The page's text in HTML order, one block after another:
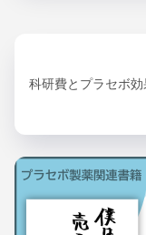
科研費とプラセボ